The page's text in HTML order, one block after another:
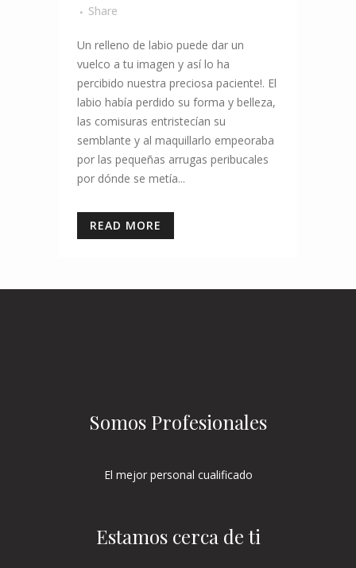
Share
Un relleno de labio puede dar un
vuelco a tu imagen y así lo ha
percibido nuestra preciosa paciente!. El
labio había perdido su forma y belleza,
las comisuras entristecían su
semblante y al maquillarlo empeoraba
por las pequeñas arrugas peribucales
por dónde se metía...
READ MORE
Somos Profesionales
El mejor personal cualificado
Estamos cerca de ti